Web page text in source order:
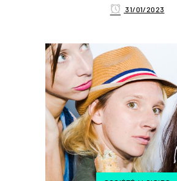
31/01/2023